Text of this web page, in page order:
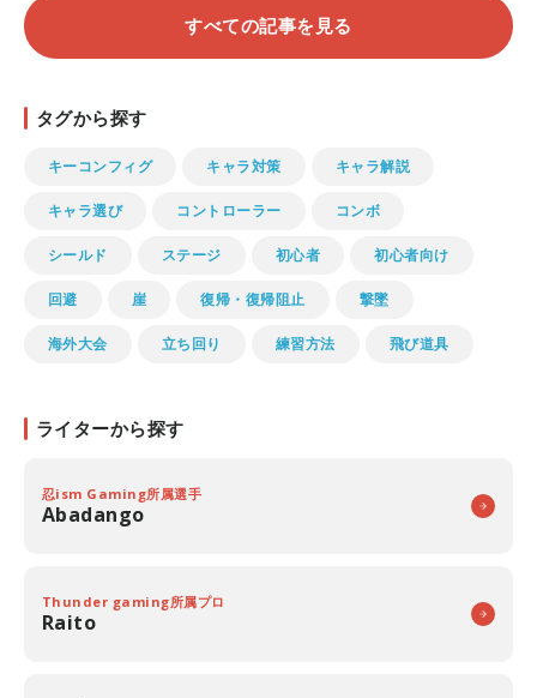
すべての記事を見る
タグから探す
キーコンフィグ キャラ対策 キャラ解説
キャラ選び コントローラー コンボ
シールド ステージ 初心者 初心者向け
回避 崖 復帰・復帰阻止 撃墜
海外大会 立ち回り 練習方法 飛び道具
ライターから探す
忍ism Gaming所属選手
Abadango
Thunder gaming所属プロ
Raito